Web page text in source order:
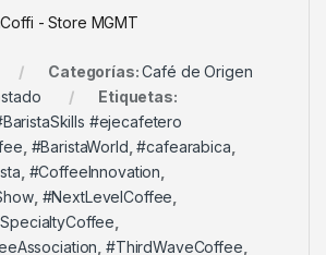
- Store MGMT
Categorías:Café de Origen
Etiquetas:
#ejecafetero
#BaristaWorld ,#cafearabica
#CoffeeInnovation
, #NextLevelCoffee
#ThirdWaveCoffee